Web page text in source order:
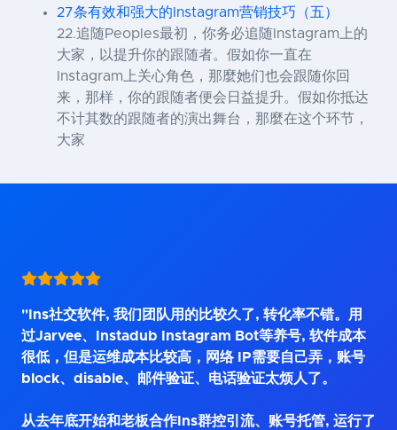
27条有效和强大的Instagram营销技巧（五）
22.追随Peoples最初，你务必追随Instagram上的
大家，以提升你的跟随者。假如你一直在
Instagram上关心角色，那麼她们也会跟随你回
来，那样，你的跟随者便会日益提升。假如你抵达
不计其数的跟随者的演出舞台，那麼在这个环节，
大家
"Ins社交软件, 我们团队用的比较久了, 转化率不错。用
过Jarvee、Instadub Instagram Bot等养号, 软件成本
很低，但是运维成本比较高，网络 IP需要自己弄，账号
block、disable、邮件验证、电话验证太烦人了。
从去年底开始和老板合作Ins群控引流、账号托管, 运行了